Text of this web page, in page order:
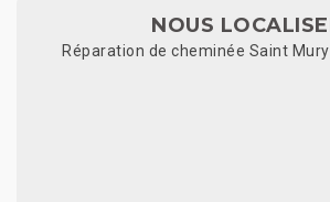
NOUS
Réparation de cheminée Saint